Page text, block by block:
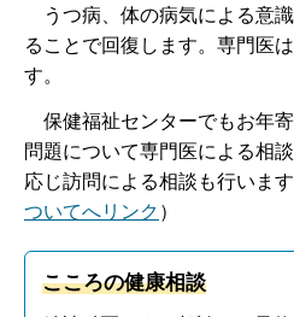
うつ病、体の病気による意
ることで回復します。専門医
す。
保健福祉センターでもお年
問題について専門医による相
応じ訪問による相談も行いま
ついてへリンク ）
こころの健康相談